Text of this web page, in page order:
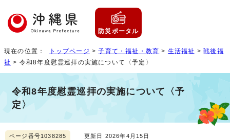
防災ポータル
現在の位置： トップページ >子育て・福祉・教育 > 生活福祉 >戦後福
祉 > 令和8年度慰霊巡拝の実施について〈予定〉
令和8年度慰霊巡拝の実施について〈予
定〉
ページ番号1038285 更新日 2026年4月15日